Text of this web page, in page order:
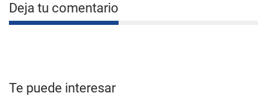
Deja tu comentario
Te puede interesar